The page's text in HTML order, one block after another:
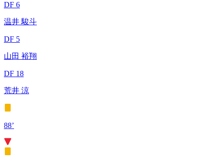
DF 6
温井 駿斗
DF 5
山田 裕翔
DF 18
荒井 涼
88’